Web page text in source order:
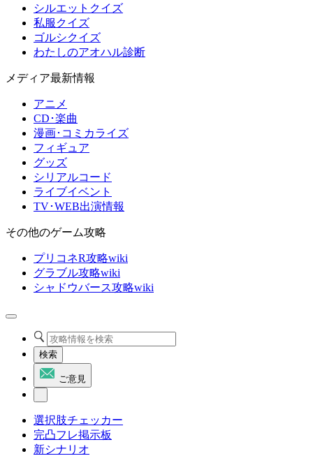
シルエットクイズ
私服クイズ
ゴルシクイズ
わたしのアオハル診断
メディア最新情報
アニメ
CD･楽曲
漫画･コミカライズ
フィギュア
グッズ
シリアルコード
ライブイベント
TV･WEB出演情報
その他のゲーム攻略
プリコネR攻略wiki
グラブル攻略wiki
シャドウバース攻略wiki
検索
ご意見
選択肢チェッカー
完凸フレ掲示板
新シナリオ